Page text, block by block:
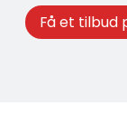
Få et tilbud